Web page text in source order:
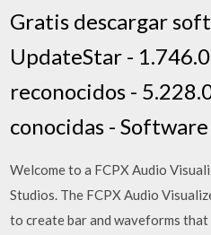
Gratis descargar
UpdateStar -
reconocidos -
conocidas -
Welcome to a FCPX Audio
Studios. The FCPX Audio
to create bar and waveforms